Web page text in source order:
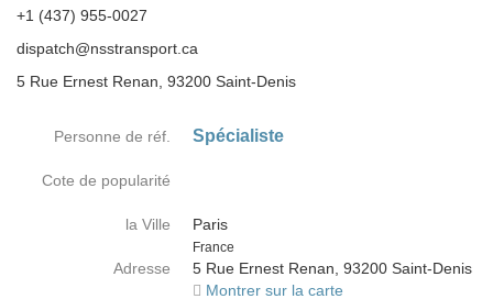
+1 (437) 955-0027
dispatch@nsstransport.ca
5 Rue Ernest Renan, 93200 Saint-Denis
Personne de réf. Spécialiste
Cote de popularité
la Ville
Paris
Country
France
Adresse
5 Rue Ernest Renan, 93200 Saint-Denis
Montrer sur la carte